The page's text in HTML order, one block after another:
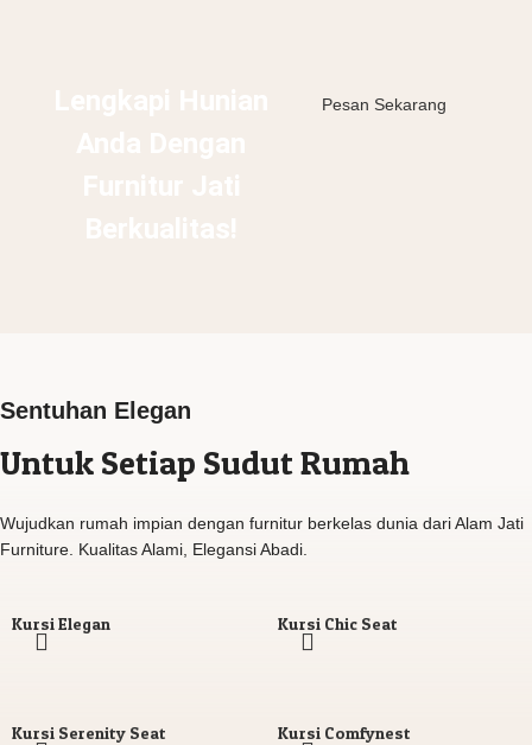
Pesan Sekarang
Sentuhan Elegan
Untuk Setiap Sudut Rumah
Wujudkan rumah impian dengan furnitur berkelas dunia dari Alam Jati
Furniture. Kualitas Alami, Elegansi Abadi.
Kursi Elegan Kursi Chic Seat
Kursi Serenity Seat Kursi Comfynest